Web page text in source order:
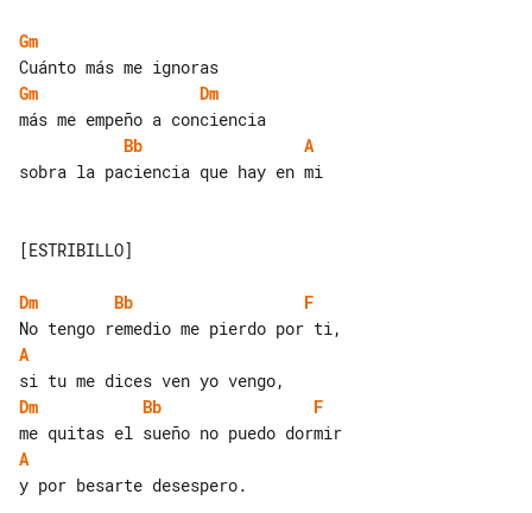
Gm
Gm
Dm
Bb
A
sobra la paciencia que hay en mi
[ESTRIBILLO]
Dm Bb
F
A
Dm
Bb
F
A
y por besarte desespero.